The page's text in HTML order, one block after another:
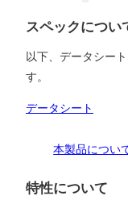
スペックについ
以下、データシー
す。
データシート
本製品につい
特性について